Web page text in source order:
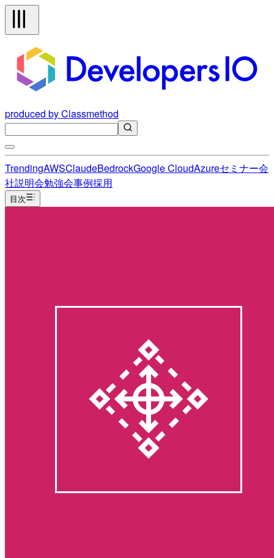
produced by Classmethod
TrendingAWSClaudeBedrockGoogle CloudAzureセミナー会
社説明会勉強会事例採用
目次